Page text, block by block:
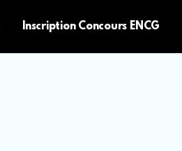
Inscription Concours ENCG